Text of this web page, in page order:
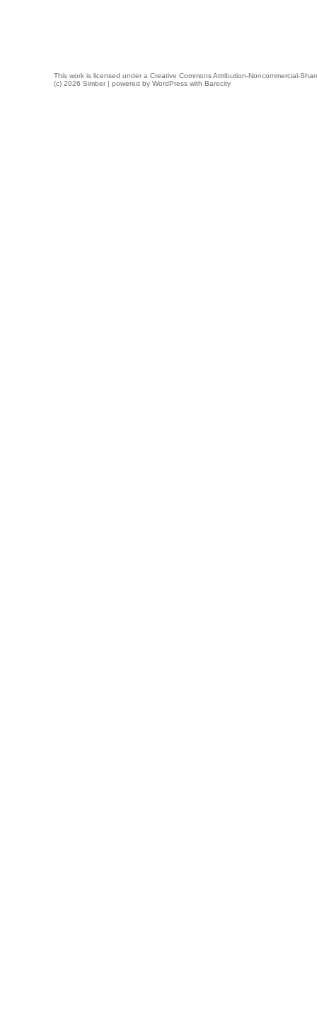
This work is licensed under a Creative Commons Attribution-Noncommercial-
(c) 2026 Simber | powered by WordPress with Barecity